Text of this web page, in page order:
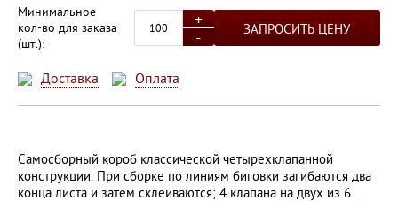
Минимальное
кол-во для заказа
(шт.):
+
-
ЗАПРОСИТЬ ЦЕНУ
Доставка Оплата
Самосборный короб классической четырехклапанной
конструкции. При сборке по линиям биговки загибаются два
конца листа и затем склеиваются; 4 клапана на двух из 6